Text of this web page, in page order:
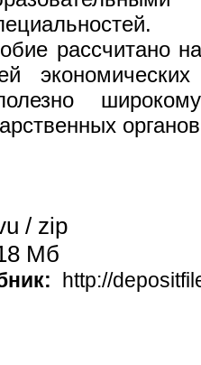
рассчитано
/ zip
Мб
http://